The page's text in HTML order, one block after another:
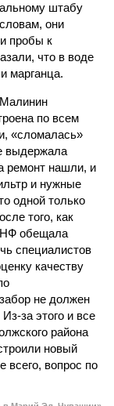
штабу
они
пробы к
что в воде
марганца.
Малинин
по всем
«сломалась»
выдержала
ремонт нашли, и
и нужные
одной только
того, как
обещала
специалистов
качеству
не должен
за этого и все
района
новый
всего, вопрос по